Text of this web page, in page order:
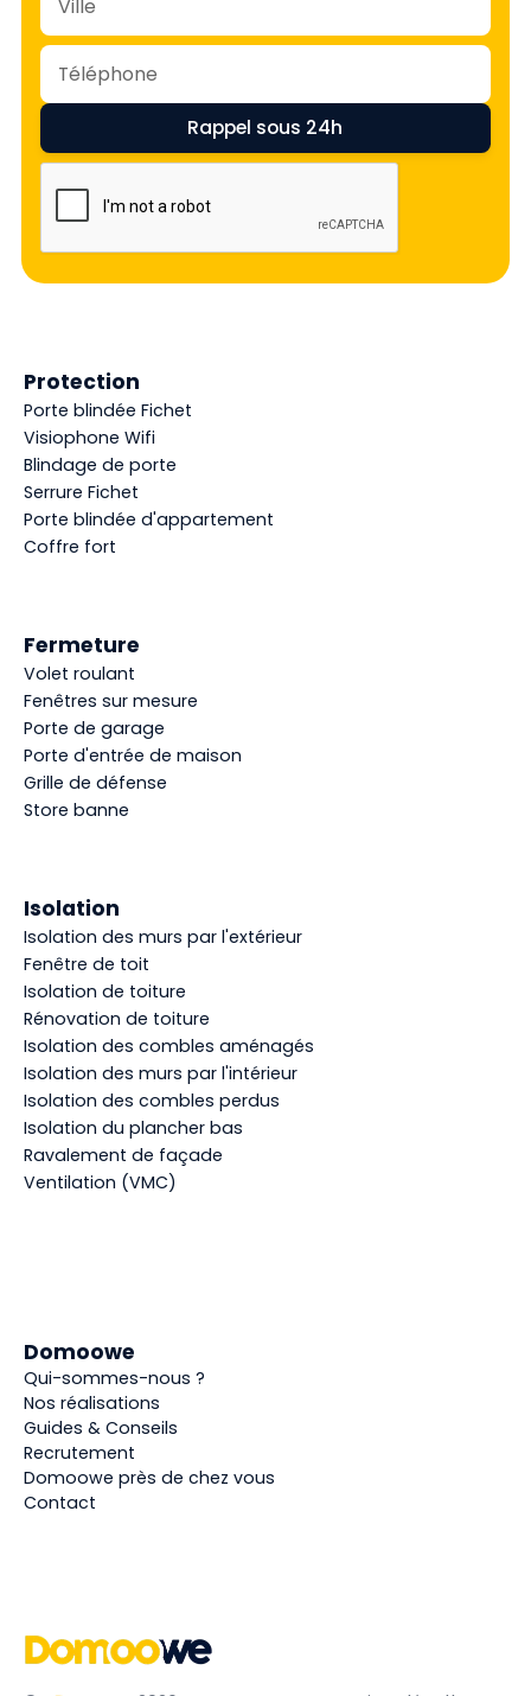
Domoowe
Qui-sommes-nous ?
Nos réalisations
Guides & Conseils
Recrutement
Domoowe près de chez vous
Contact
Protection
Porte blindée Fichet
Visiophone Wifi
Blindage de porte
Serrure Fichet
Porte blindée d'appartement
Coffre fort
Fermeture
Volet roulant
Fenêtres sur mesure
Porte de garage
Porte d'entrée de maison
Grille de défense
Store banne
Isolation
Isolation des murs par l'extérieur
Fenêtre de toit
Isolation de toiture
Rénovation de toiture
Isolation des combles aménagés
Isolation des murs par l'intérieur
Isolation des combles perdus
Isolation du plancher bas
Ravalement de façade
Ventilation (VMC)